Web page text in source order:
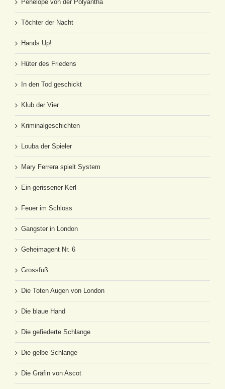
Penelope von der Polyantha
Töchter der Nacht
Hands Up!
Hüter des Friedens
In den Tod geschickt
Klub der Vier
Kriminalgeschichten
Louba der Spieler
Mary Ferrera spielt System
Ein gerissener Kerl
Feuer im Schloss
Gangster in London
Geheimagent Nr. 6
Grossfuß
Die Toten Augen von London
Die blaue Hand
Die gefiederte Schlange
Die gelbe Schlange
Die Gräfin von Ascot